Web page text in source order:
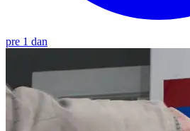
pre 1 dan